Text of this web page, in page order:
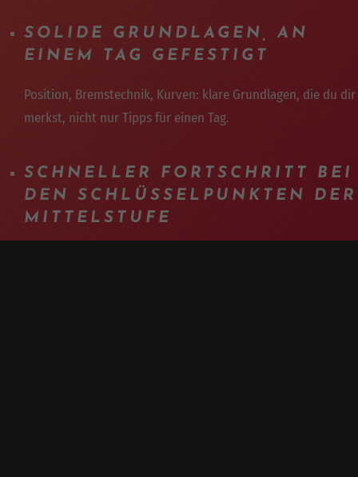
SOLIDE GRUNDLAGEN, AN
EINEM TAG GEFESTIGT
Position, Bremstechnik, Kurven: klare Grundlagen, die du dir
merkst, nicht nur Tipps für einen Tag.
SCHNELLER FORTSCHRITT BEI
DEN SCHLÜSSELPUNKTEN DER
MITTELSTUFE